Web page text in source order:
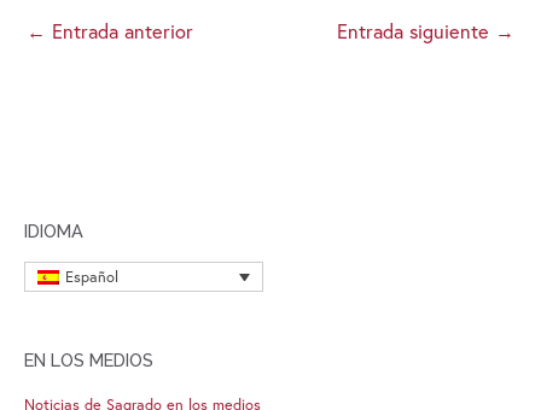
← Entrada anterior Entrada siguiente →
IDIOMA
Español
EN LOS MEDIOS
Noticias de Sagrado en los medios